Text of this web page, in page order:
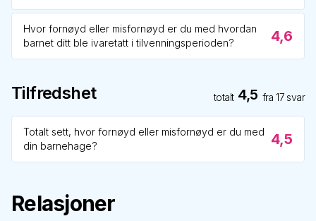
Hvor fornøyd eller misfornøyd er du med hvordan
barnet ditt ble ivaretatt i tilvenningsperioden?
4,6
Tilfredshet totalt 4,5 fra17 svar
Totalt sett, hvor fornøyd eller misfornøyd er du med
din barnehage?
4,5
Relasjoner